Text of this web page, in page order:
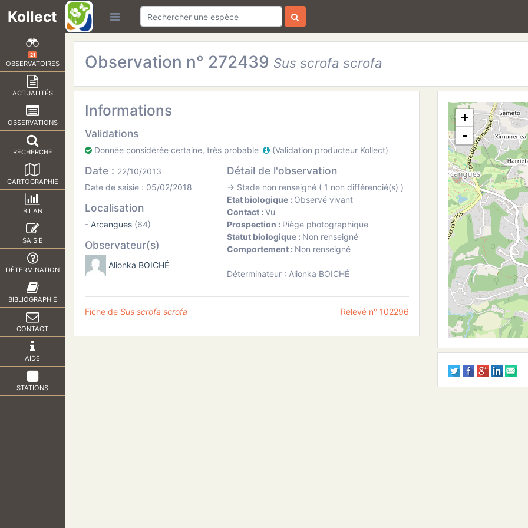
Kollect
21
OBSERVATOIRES
ACTUALITÉS
OBSERVATIONS
RECHERCHE
CARTOGRAPHIE
BILAN
SAISIE
DÉTERMINATION
BIBLIOGRAPHIE
CONTACT
AIDE
STATIONS
Observation n° 272439 Sus scrofa scrofa
Informations
Validations
Donnée considérée certaine, très probable (Validation producteur Kollect)
Date : 22/10/2013
Date de saisie : 05/02/2018
Localisation
- Arcangues(64)
Observateur(s)
Alionka BOICHÉ
Détail de l'observation
→ Stade non renseigné ( 1 non différencié(s) )
Etat biologique : Observé vivant
Contact :Vu
Prospection : Piège photographique
Statut biologique : Non renseigné
Comportement : Non renseigné
Déterminateur : Alionka BOICHÉ
Fiche de Sus scrofa scrofa Relevé n° 102296
+
-